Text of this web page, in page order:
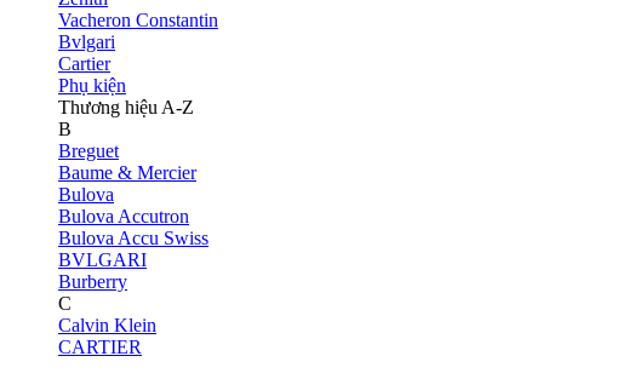
Vacheron Constantin
Bvlgari
Cartier
Phụ kiện
Thương hiệu A-Z
B
Breguet
Baume & Mercier
Bulova
Bulova Accutron
Bulova Accu Swiss
BVLGARI
Burberry
C
Calvin Klein
CARTIER